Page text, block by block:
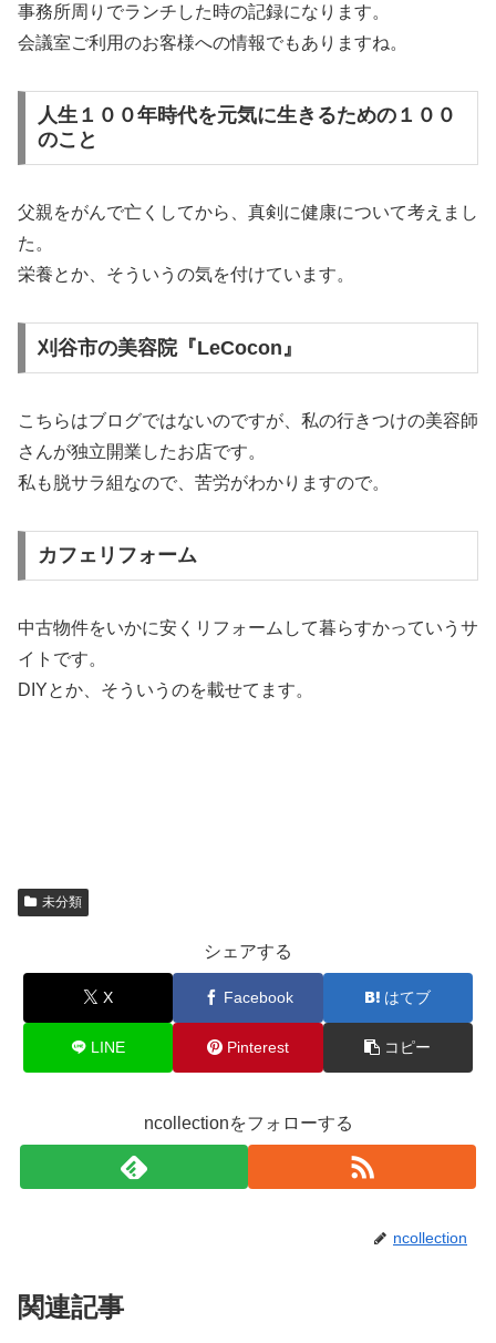
事務所周りでランチした時の記録になります。
会議室ご利用のお客様への情報でもありますね。
人生１００年時代を元気に生きるための１００
のこと
父親をがんで亡くしてから、真剣に健康について考えまし
た。
栄養とか、そういうの気を付けています。
刈谷市の美容院『LeCocon』
こちらはブログではないのですが、私の行きつけの美容師
さんが独立開業したお店です。
私も脱サラ組なので、苦労がわかりますので。
カフェリフォーム
中古物件をいかに安くリフォームして暮らすかっていうサ
イトです。
DIYとか、そういうのを載せてます。
未分類
シェアする
X Facebook はてブ
LINE Pinterest コピー
ncollectionをフォローする
ncollection
関連記事